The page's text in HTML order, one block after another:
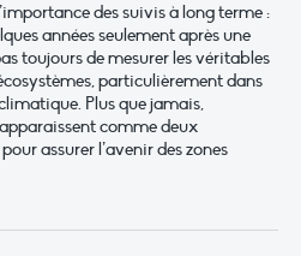
des suivis à long terme :
années seulement après une
toujours de mesurer les véritables
particulièrement dans
Plus que jamais,
comme deux
assurer l’avenir des zones